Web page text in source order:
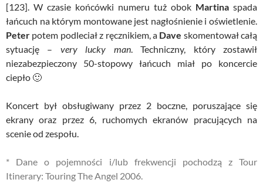
[123]. W czasie końcówki numeru tuż obok Martina spada
łańcuch na którym montowane jest nagłośnienie i oświetlenie.
Peter potem podleciał z ręcznikiem, a Dave skomentował całą
sytuację – very lucky man. Techniczny, który zostawił
niezabezpieczony 50-stopowy łańcuch miał po koncercie
ciepło 🙂
Koncert był obsługiwany przez 2 boczne, poruszające się
ekrany oraz przez 6, ruchomych ekranów pracujących na
scenie od zespołu.
* Dane o pojemności i/lub frekwencji pochodzą z Tour
Itinerary: Touring The Angel 2006.